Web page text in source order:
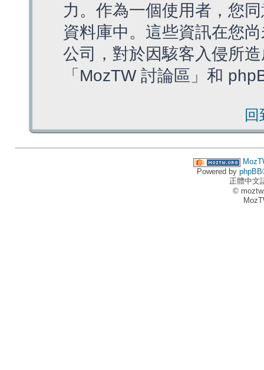
力。作為一個使用者，您
資料庫中。這些資訊在您
公司，對於因駭客入侵所
「MozTW 討論區」和
Powered by phpBB
正體中文
©